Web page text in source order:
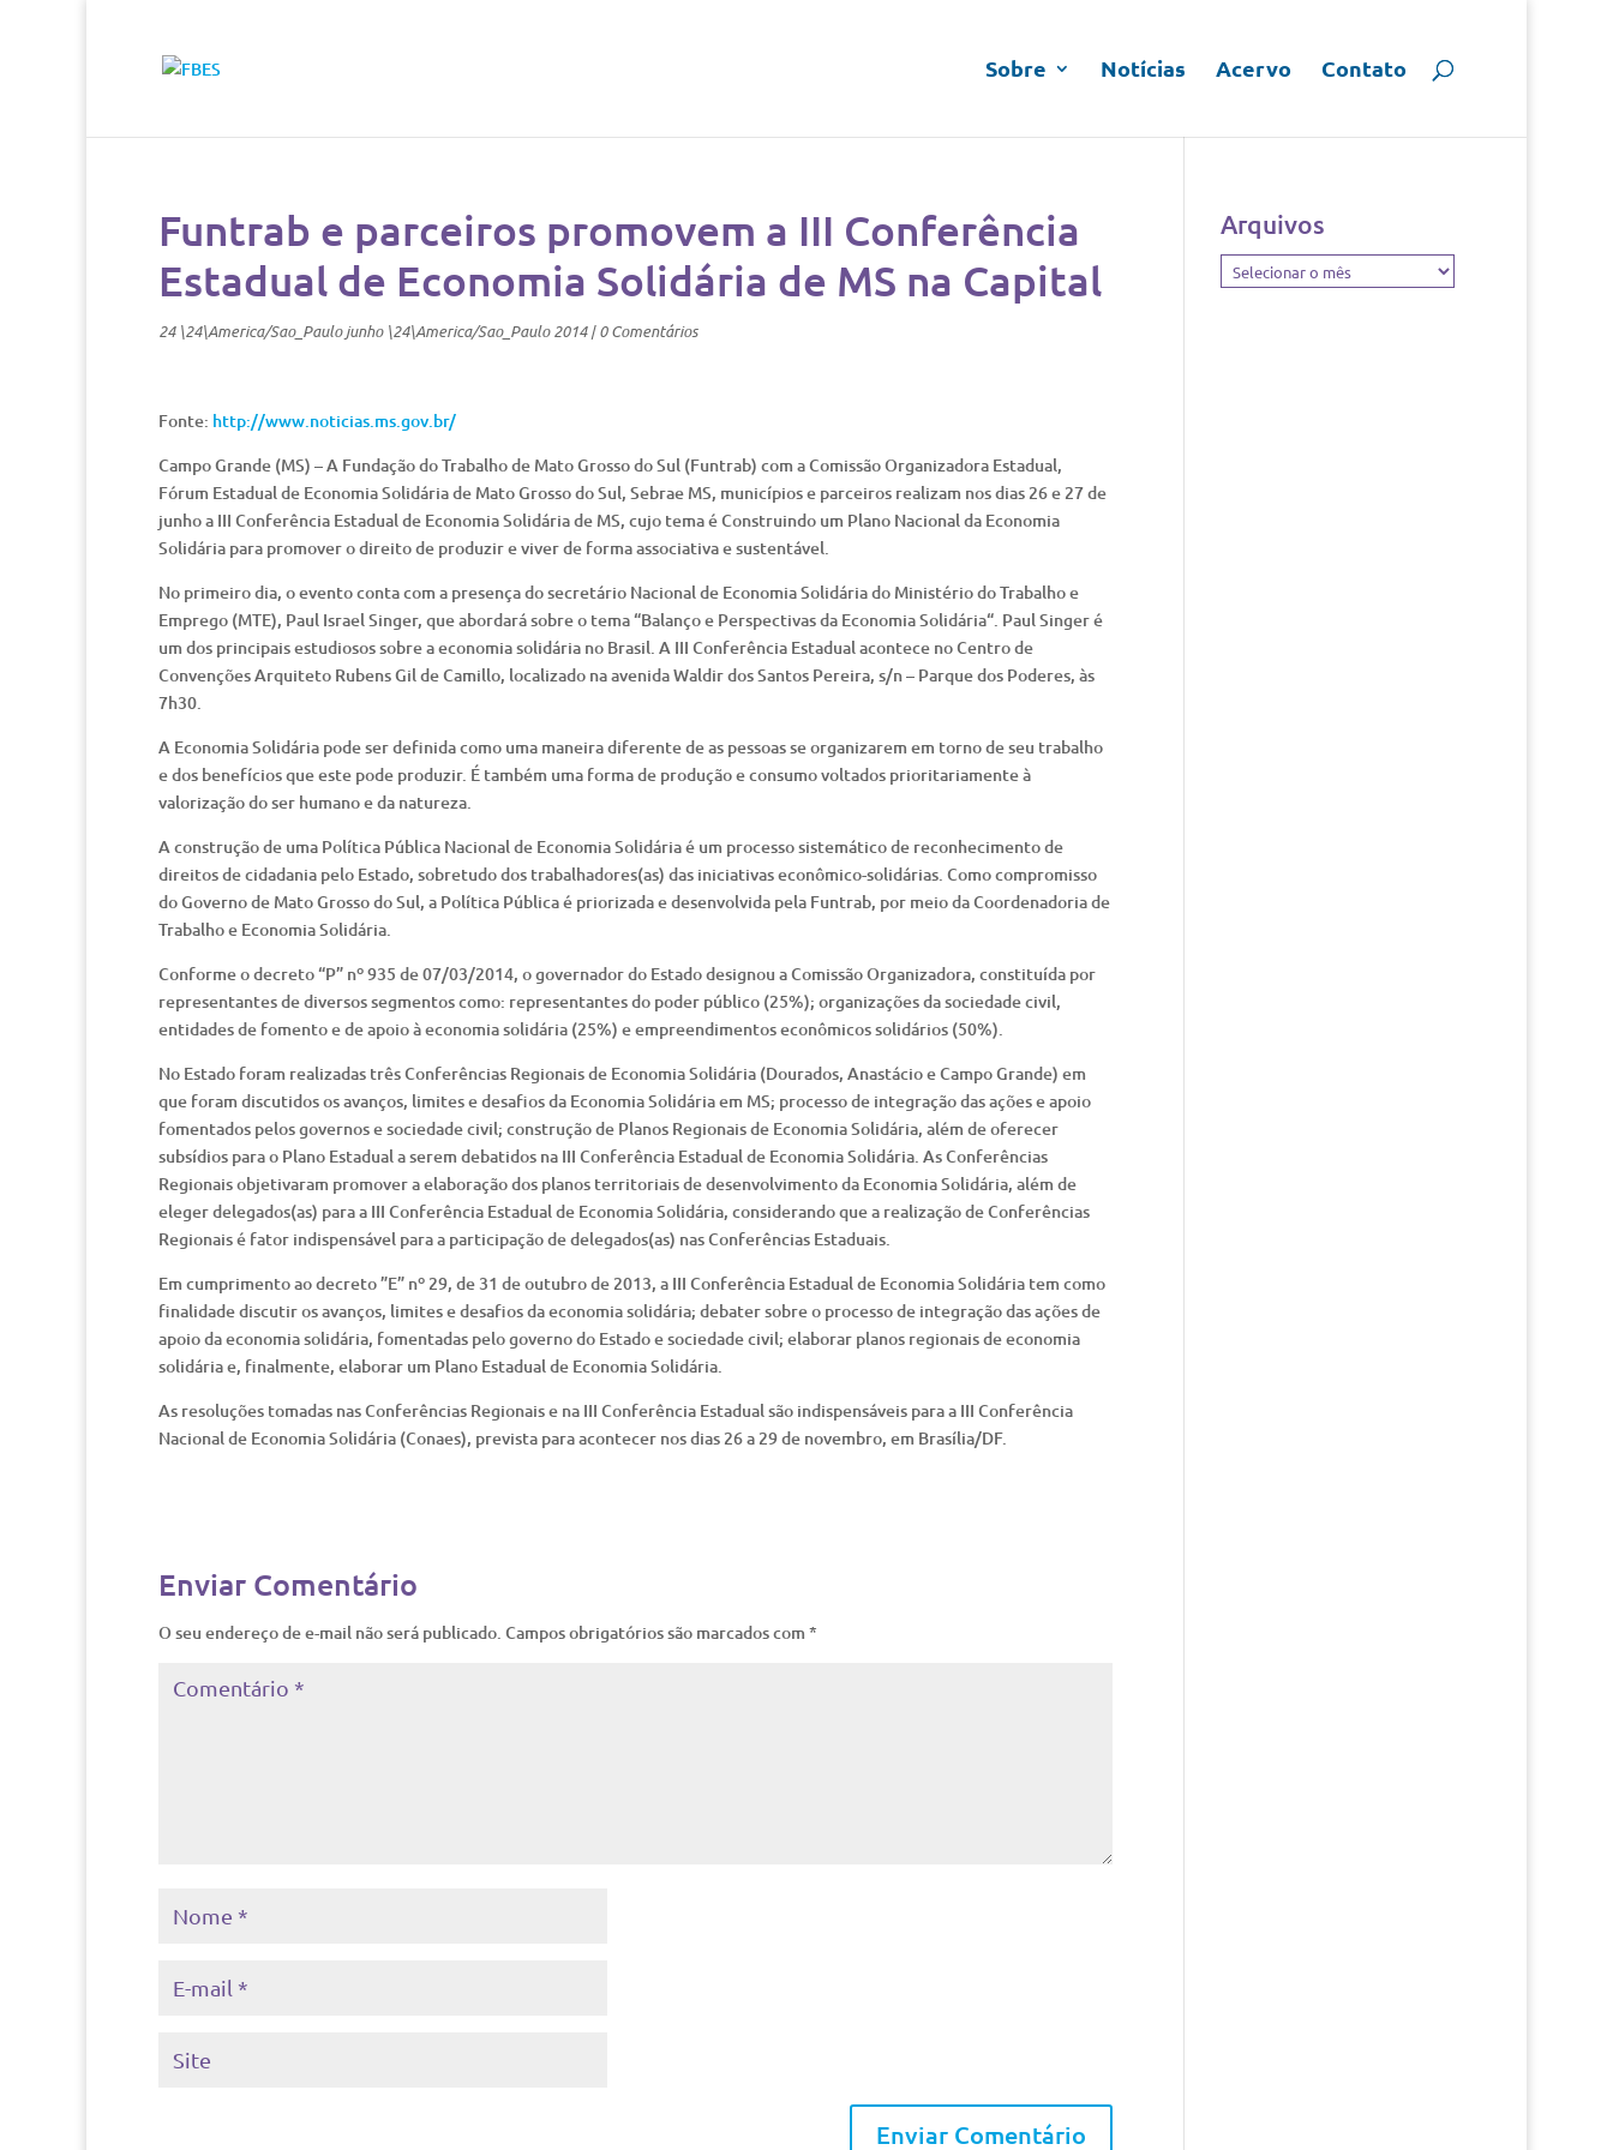
Sobre Notícias Acervo Contato
Funtrab e parceiros promovem a III Conferência
Estadual de Economia Solidária de MS na Capital
24 \24\America/Sao_Paulo junho \24\America/Sao_Paulo 2014|0 Comentários
Fonte: http://www.noticias.ms.gov.br/
Campo Grande (MS) – A Fundação do Trabalho de Mato Grosso do Sul (Funtrab) com a Comissão Organizadora Estadual,
Fórum Estadual de Economia Solidária de Mato Grosso do Sul, Sebrae MS, municípios e parceiros realizam nos dias 26 e 27 de
junho a III Conferência Estadual de Economia Solidária de MS, cujo tema é Construindo um Plano Nacional da Economia
Solidária para promover o direito de produzir e viver de forma associativa e sustentável.
No primeiro dia, o evento conta com a presença do secretário Nacional de Economia Solidária do Ministério do Trabalho e
Emprego (MTE), Paul Israel Singer, que abordará sobre o tema “Balanço e Perspectivas da Economia Solidária“. Paul Singer é
um dos principais estudiosos sobre a economia solidária no Brasil. A III Conferência Estadual acontece no Centro de
Convenções Arquiteto Rubens Gil de Camillo, localizado na avenida Waldir dos Santos Pereira, s/n – Parque dos Poderes, às
7h30.
A Economia Solidária pode ser definida como uma maneira diferente de as pessoas se organizarem em torno de seu trabalho
e dos benefícios que este pode produzir. É também uma forma de produção e consumo voltados prioritariamente à
valorização do ser humano e da natureza.
A construção de uma Política Pública Nacional de Economia Solidária é um processo sistemático de reconhecimento de
direitos de cidadania pelo Estado, sobretudo dos trabalhadores(as) das iniciativas econômico-solidárias. Como compromisso
do Governo de Mato Grosso do Sul, a Política Pública é priorizada e desenvolvida pela Funtrab, por meio da Coordenadoria de
Trabalho e Economia Solidária.
Conforme o decreto “P” nº 935 de 07/03/2014, o governador do Estado designou a Comissão Organizadora, constituída por
representantes de diversos segmentos como: representantes do poder público (25%); organizações da sociedade civil,
entidades de fomento e de apoio à economia solidária (25%) e empreendimentos econômicos solidários (50%).
No Estado foram realizadas três Conferências Regionais de Economia Solidária (Dourados, Anastácio e Campo Grande) em
que foram discutidos os avanços, limites e desafios da Economia Solidária em MS; processo de integração das ações e apoio
fomentados pelos governos e sociedade civil; construção de Planos Regionais de Economia Solidária, além de oferecer
subsídios para o Plano Estadual a serem debatidos na III Conferência Estadual de Economia Solidária. As Conferências
Regionais objetivaram promover a elaboração dos planos territoriais de desenvolvimento da Economia Solidária, além de
eleger delegados(as) para a III Conferência Estadual de Economia Solidária, considerando que a realização de Conferências
Regionais é fator indispensável para a participação de delegados(as) nas Conferências Estaduais.
Em cumprimento ao decreto ”E” nº 29, de 31 de outubro de 2013, a III Conferência Estadual de Economia Solidária tem como
finalidade discutir os avanços, limites e desafios da economia solidária; debater sobre o processo de integração das ações de
apoio da economia solidária, fomentadas pelo governo do Estado e sociedade civil; elaborar planos regionais de economia
solidária e, finalmente, elaborar um Plano Estadual de Economia Solidária.
As resoluções tomadas nas Conferências Regionais e na III Conferência Estadual são indispensáveis para a III Conferência
Nacional de Economia Solidária (Conaes), prevista para acontecer nos dias 26 a 29 de novembro, em Brasília/DF.
Enviar Comentário
O seu endereço de e-mail não será publicado. Campos obrigatórios são marcados com *
Arquivos
Arquivos